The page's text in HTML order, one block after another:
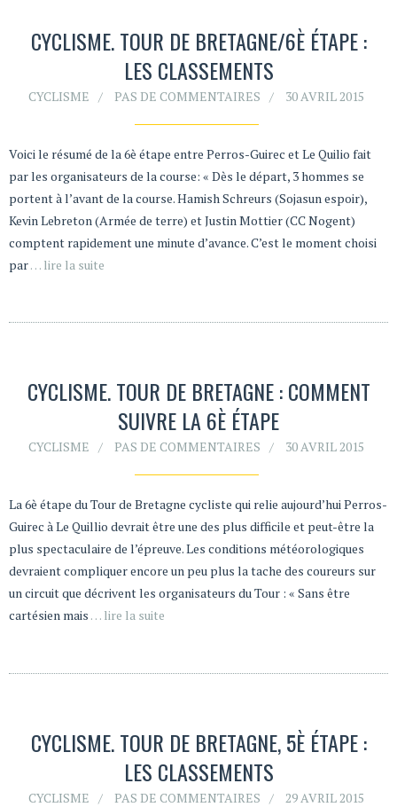
CYCLISME. TOUR DE BRETAGNE/6È ÉTAPE :
LES CLASSEMENTS
CYCLISME PAS DE COMMENTAIRES 30 AVRIL 2015
Voici le résumé de la 6è étape entre Perros-Guirec et Le Quilio fait
par les organisateurs de la course: « Dès le départ, 3 hommes se
portent à l’avant de la course. Hamish Schreurs (Sojasun espoir),
Kevin Lebreton (Armée de terre) et Justin Mottier (CC Nogent)
comptent rapidement une minute d’avance. C’est le moment choisi
par… lire la suite
CYCLISME. TOUR DE BRETAGNE : COMMENT
SUIVRE LA 6È ÉTAPE
CYCLISME PAS DE COMMENTAIRES 30 AVRIL 2015
La 6è étape du Tour de Bretagne cycliste qui relie aujourd’hui Perros-
Guirec à Le Quillio devrait être une des plus difficile et peut-être la
plus spectaculaire de l’épreuve. Les conditions météorologiques
devraient compliquer encore un peu plus la tache des coureurs sur
un circuit que décrivent les organisateurs du Tour : « Sans être
cartésien mais … lire la suite
CYCLISME. TOUR DE BRETAGNE, 5È ÉTAPE :
LES CLASSEMENTS
CYCLISME PAS DE COMMENTAIRES 29 AVRIL 2015